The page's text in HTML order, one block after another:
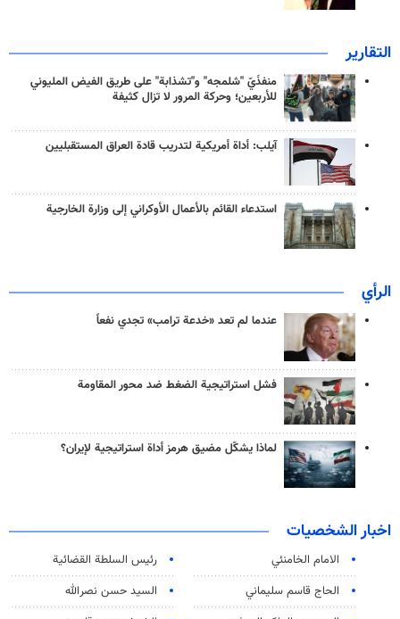
التقارير
منفذَيّ "شلمجه" و"تشذابة" على طريق الفيض المليوني
للأربعين؛ وحركة المرور لا تزال كثيفة
آيلب: أداة أمريكية لتدريب قادة العراق المستقبليين
استدعاء القائم بالأعمال الأوكراني إلى وزارة الخارجية
الرأي
عندما لم تعد «خدعة ترامب» تجدي نفعاً
فشل استراتيجية الضغط ضد محور المقاومة
لماذا يشكّل مضيق هرمز أداة استراتيجية لإيران؟
اخبار الشخصيات
الامام الخامنئي
رئیس السلطة القضائیة
الحاج قاسم سليماني
السيد حسن نصرالله